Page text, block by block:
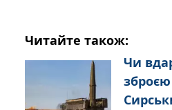
Читайте також:
Чи
зброєю